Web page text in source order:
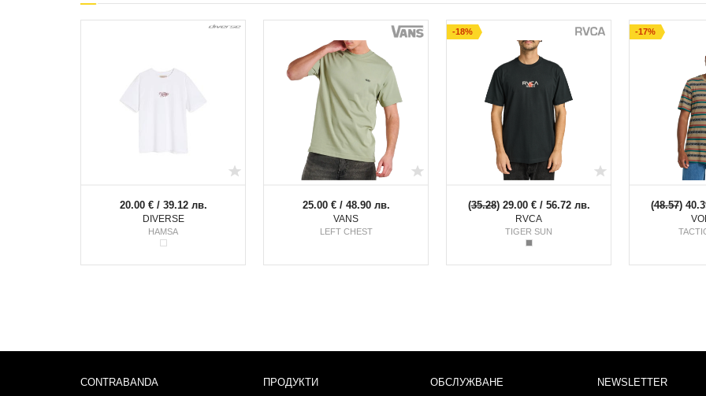
20.00 € / 39.12 лв.
DIVERSE
HAMSA
25.00 € / 48.90 лв.
VANS
LEFT CHEST
(35.28) 29.00 € / 56.72 лв.
RVCA
TIGER SUN
-18%
(48.57)
-17%
CONTRABANDA ПРОДУКТИ ОБСЛУЖВАНЕ NEWSLETTER